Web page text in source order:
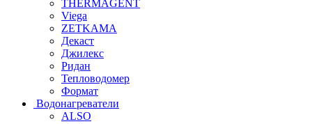
THERMAGENT
Viega
ZETKAMA
Декаст
Джилекс
Ридан
Тепловодомер
Формат
Водонагреватели
ALSO